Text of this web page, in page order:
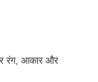
रंग, आकार और